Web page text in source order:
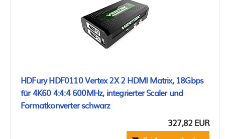
HDFury HDF0110 Vertex 2X 2 HDMI Matrix, 18Gbps
für 4K60 4:4:4 600MHz, integrierter Scaler und
Formatkonverter schwarz
327,82 EUR